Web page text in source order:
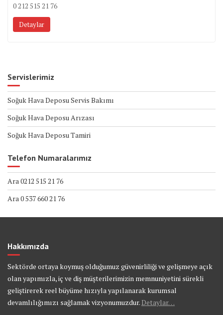
0 212 515 21 76
Detaylar
Servislerimiz
Soğuk Hava Deposu Servis Bakımı
Soğuk Hava Deposu Arızası
Soğuk Hava Deposu Tamiri
Telefon Numaralarımız
Ara 0212 515 21 76
Ara 0 537 660 21 76
Hakkımızda
Sektörde ortaya koymuş olduğumuz güvenirliliği ve gelişmeye açık
olan yapımızla, iç ve diş müşterilerimizin memnuniyetini sürekli
geliştirerek reel büyüme hızıyla yapılanarak kurumsal
devamlılığımızı sağlamak vizyonumuzdur.Detaylar…